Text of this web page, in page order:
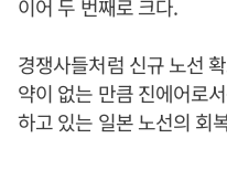
이어 두 번째로 크다.
경쟁사들처럼 신규 노선
약이 없는 만큼 진에어로
하고 있는 일본 노선의 회